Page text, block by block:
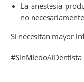
La anestesia
no
Si necesitan mayor
#SinMiedoAlDentista